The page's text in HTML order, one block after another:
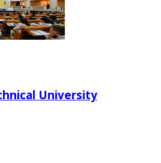
University